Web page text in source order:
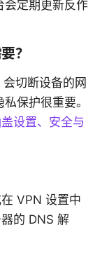
会定期更新反作
？
切断设备的网
保护很重要。
设置、安全与
VPN 设置中
的 DNS 解